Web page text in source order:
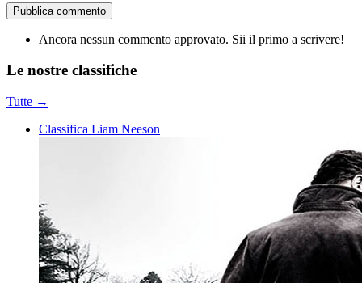
Pubblica commento
Ancora nessun commento approvato. Sii il primo a scrivere!
Le nostre classifiche
Tutte →
Classifica Liam Neeson